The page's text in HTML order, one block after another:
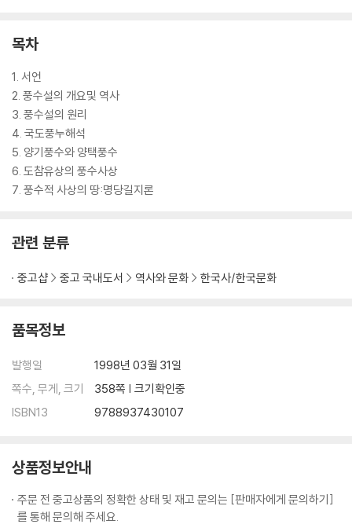
목차
1. 서언
2. 풍수설의 개요및 역사
3. 풍수설의 원리
4. 국도풍누해석
5. 양기풍수와 양택풍수
6. 도참유상의 풍수사상
7. 풍수적 사상의 땅:명당길지론
관련 분류
중고샵 중고 국내도서 역사와 문화 한국사/한국문화
품목정보
발행일
1998년 03월 31일
쪽수, 무게, 크기
358쪽 | 크기확인중
ISBN13
9788937430107
상품정보안내
주문 전 중고상품의 정확한 상태 및 재고 문의는 [판매자에게 문의하기]
를 통해 문의해 주세요.